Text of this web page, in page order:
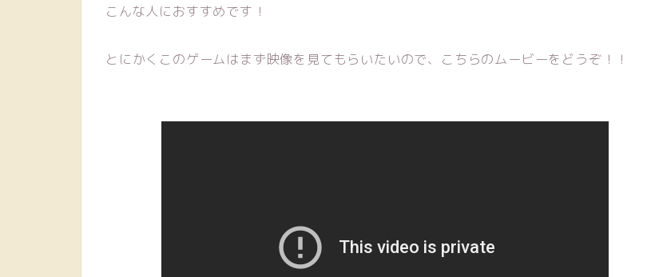
こんな人におすすめです！
とにかくこのゲームはまず映像を見てもらいたいので、こちらのムービーをどうぞ！！